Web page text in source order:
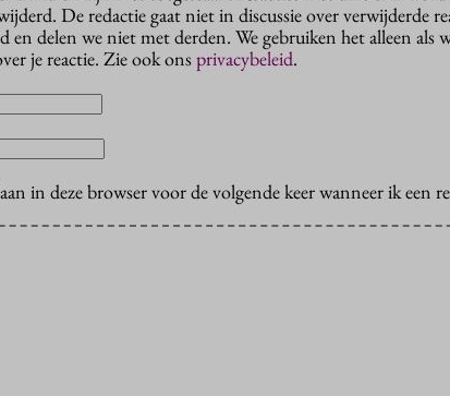
De redactie gaat niet in discussie over verwijderde
en delen we niet met derden. We gebruiken het alleen als
je reactie. Zie ook onsprivacybeleid.
in deze browser voor de volgende keer wanneer ik een